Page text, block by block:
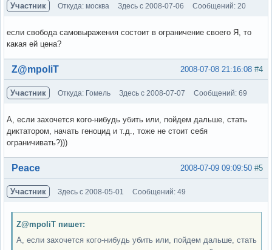
Участник Откуда: москва Здесь с 2008-07-06 Сообщений: 20
если свобода самовыражения состоит в ограничение своего Я, то
какая ей цена?
Вне форума #4
2008-07-08 21:16:08
Z@mpoliT
Участник Откуда: Гомель Здесь с 2008-07-07 Сообщений: 69
А, если захочется кого-нибудь убить или, пойдем дальше, стать
диктатором, начать геноцид и т.д., тоже не стоит себя
ограничивать?)))
Вне форума #5
2008-07-09 09:09:50
Peace
Участник Здесь с 2008-05-01 Сообщений: 49
Z@mpoliT пишет:
А, если захочется кого-нибудь убить или, пойдем дальше, стать